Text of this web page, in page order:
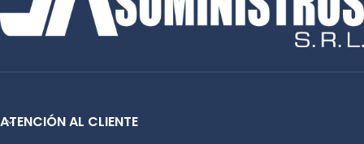
ATENCIÓN AL CLIENTE